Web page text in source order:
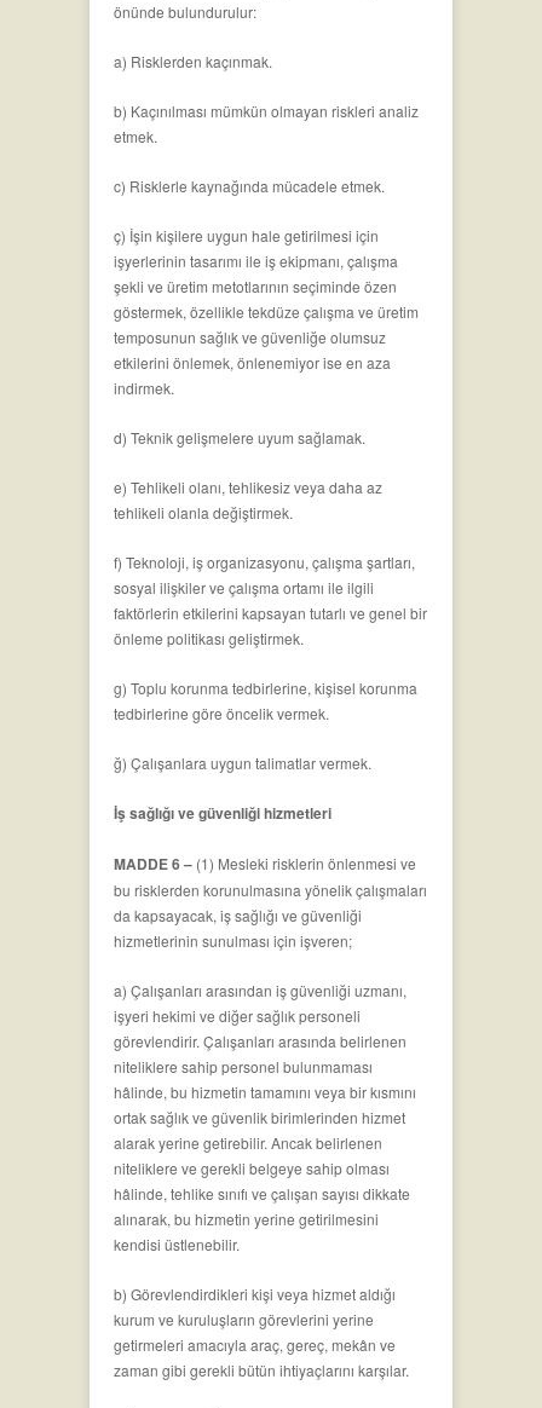
önünde bulundurulur:
a) Risklerden kaçınmak.
b) Kaçınılması mümkün olmayan riskleri analiz
etmek.
c) Risklerle kaynağında mücadele etmek.
ç) İşin kişilere uygun hale getirilmesi için
işyerlerinin tasarımı ile iş ekipmanı, çalışma
şekli ve üretim metotlarının seçiminde özen
göstermek, özellikle tekdüze çalışma ve üretim
temposunun sağlık ve güvenliğe olumsuz
etkilerini önlemek, önlenemiyor ise en aza
indirmek.
d) Teknik gelişmelere uyum sağlamak.
e) Tehlikeli olanı, tehlikesiz veya daha az
tehlikeli olanla değiştirmek.
f) Teknoloji, iş organizasyonu, çalışma şartları,
sosyal ilişkiler ve çalışma ortamı ile ilgili
faktörlerin etkilerini kapsayan tutarlı ve genel bir
önleme politikası geliştirmek.
g) Toplu korunma tedbirlerine, kişisel korunma
tedbirlerine göre öncelik vermek.
ğ) Çalışanlara uygun talimatlar vermek.
İş sağlığı ve güvenliği hizmetleri
MADDE 6 – (1) Mesleki risklerin önlenmesi ve
bu risklerden korunulmasına yönelik çalışmaları
da kapsayacak, iş sağlığı ve güvenliği
hizmetlerinin sunulması için işveren;
a) Çalışanları arasından iş güvenliği uzmanı,
işyeri hekimi ve diğer sağlık personeli
görevlendirir. Çalışanları arasında belirlenen
niteliklere sahip personel bulunmaması
hâlinde, bu hizmetin tamamını veya bir kısmını
ortak sağlık ve güvenlik birimlerinden hizmet
alarak yerine getirebilir. Ancak belirlenen
niteliklere ve gerekli belgeye sahip olması
hâlinde, tehlike sınıfı ve çalışan sayısı dikkate
alınarak, bu hizmetin yerine getirilmesini
kendisi üstlenebilir.
b) Görevlendirdikleri kişi veya hizmet aldığı
kurum ve kuruluşların görevlerini yerine
getirmeleri amacıyla araç, gereç, mekân ve
zaman gibi gerekli bütün ihtiyaçlarını karşılar.